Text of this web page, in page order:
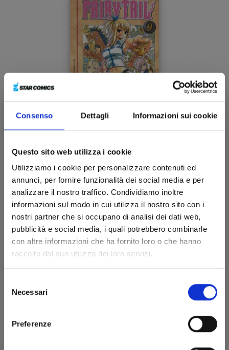
Consenso Dettagli Informazioni sui cookie
Questo sito web utilizza i cookie
Utilizziamo i cookie per personalizzare contenuti ed
annunci, per fornire funzionalità dei social media e per
analizzare il nostro traffico. Condividiamo inoltre
informazioni sul modo in cui utilizza il nostro sito con i
nostri partner che si occupano di analisi dei dati web,
pubblicità e social media, i quali potrebbero combinarle
con altre informazioni che ha fornito loro o che hanno
raccolto dal suo utilizzo dei loro servizi.
delNecessari
Preferenze
04/05/2009
€ 5,20